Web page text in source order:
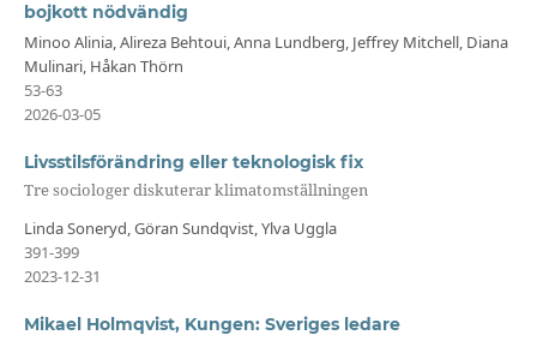
bojkott nödvändig
Minoo Alinia, Alireza Behtoui, Anna Lundberg, Jeffrey Mitchell, Diana
Mulinari, Håkan Thörn
53-63
2026-03-05
Livsstilsförändring eller teknologisk fix
Tre sociologer diskuterar klimatomställningen
Linda Soneryd, Göran Sundqvist, Ylva Uggla
391-399
2023-12-31
Mikael Holmqvist, Kungen: Sveriges ledare